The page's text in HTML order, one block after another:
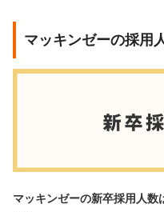
マッキンゼーの採用
マッキンゼーの新卒採用人数